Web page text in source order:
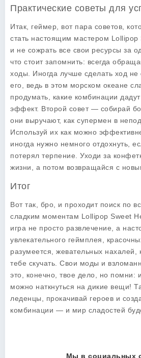
Практические советы для
Итак, геймер, вот пара советов,
стать настоящим мастером Lollipop
и не сожрать все свои ресурсы за
что стоит запомнить: всегда
ходы. Иногда лучше сделать ход не
его, ведь в этом морском океане
продумать, какие комбинации
эффект. Второй совет — собирай
они выручают, как супермен в
Используй их как можно
иногда нужно немного отдохнуть,
потерял терпение. Уходи за
жизни, а потом возвращайся с
Итог
Вот так, бро, и проходит поиск по
сладким моментам Lollipop Sweet
игра не просто развлечение, а
увлекательного геймплея,
разумеется, жевательных нахалей,
тебе скучать. Свои моды и
это, конечно, твое дело, но помни:
можно наткнуться на дикие вещи!
леденцы, прокачивай героев и
комбинации — и мир сладостей
Мы в социальных